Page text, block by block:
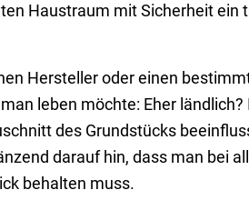
Haustraum mit Sicherheit ein
Hersteller oder einen
leben möchte: Eher
des Grundstücks
darauf hin, dass man bei
behalten muss.